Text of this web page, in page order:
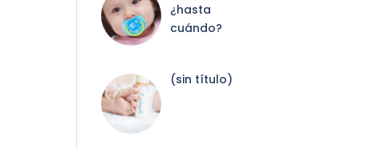
¿hasta
cuándo?
(sin título)Entrada